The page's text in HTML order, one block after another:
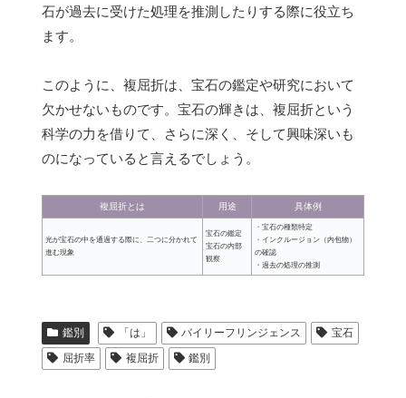
石が過去に受けた処理を推測したりする際に役立ち
ます。
このように、複屈折は、宝石の鑑定や研究において
欠かせないものです。宝石の輝きは、複屈折という
科学の力を借りて、さらに深く、そして興味深いも
のになっていると言えるでしょう。
複屈折とは 用途 具体例
光が宝石の中を通過する際に、二つに分かれて
進む現象
宝石の鑑定
宝石の内部
観察
・宝石の種類特定
・インクルージョン（内包物）
の確認
・過去の処理の推測
鑑別 「は」 バイリーフリンジェンス
宝石
屈折率
複屈折 鑑別